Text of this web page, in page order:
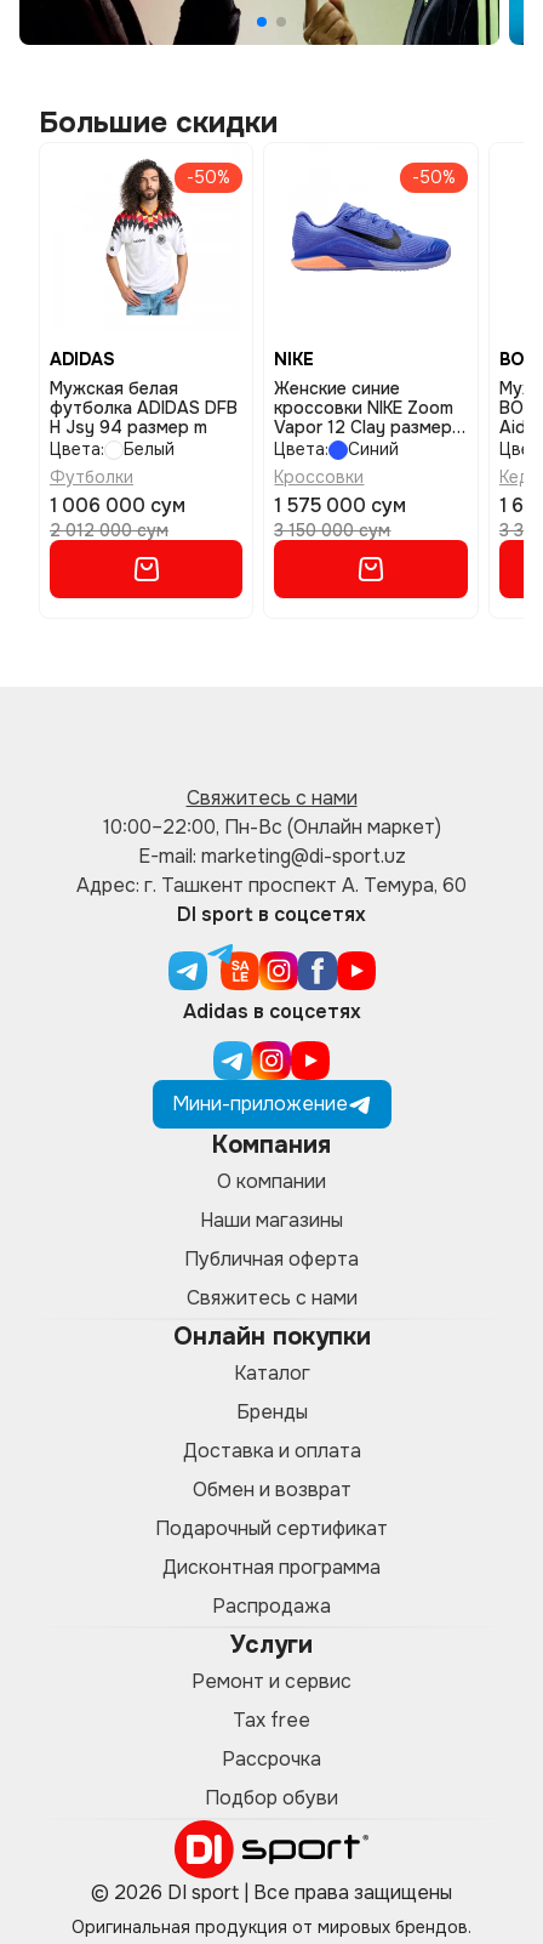
Большие скидки
-50%
ADIDAS
Мужская белая
футболка ADIDAS DFB
H Jsy 94 размер m
Цвета:
Белый
Футболки
1 006 000 сум
2 012 000 сум
-50%
NIKE
Женские синие
кроссовки NIKE Zoom
Vapor 12 Clay размер
7,5
Цвета:
Синий
Кроссовки
1 575 000 сум
3 150 000 сум
43
Кеды
1
3
Свяжитесь с нами
10:00–22:00, Пн-Вс (Онлайн маркет)
E-mail: marketing@di-sport.uz
Адрес: г. Ташкент проспект А. Темура, 60
DI sport в соцсетях
Adidas в соцсетях
Мини-приложение
Компания
О компании
Наши магазины
Публичная оферта
Свяжитесь с нами
Онлайн покупки
Каталог
Бренды
Доставка и оплата
Обмен и возврат
Подарочный сертификат
Дисконтная программа
Распродажа
Услуги
Ремонт и сервис
Tax free
Рассрочка
Подбор обуви
© 2026 DI sport | Все права защищены
Оригинальная продукция от мировых брендов.